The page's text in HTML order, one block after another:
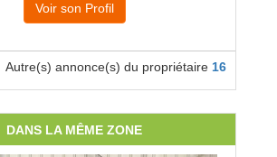
Voir son Profil
Autre(s) annonce(s) du propriétaire 16
DANS LA MÊME ZONE